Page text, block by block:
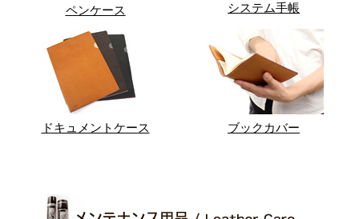
ペンケース システム手帳
ドキュメントケース ブックカバー